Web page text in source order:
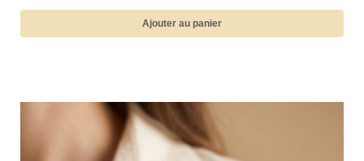
Ajouter au panier